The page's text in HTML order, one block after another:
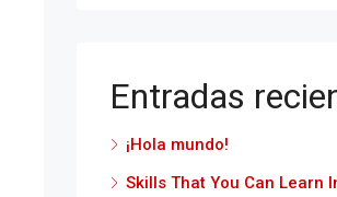
Entradas
¡Hola mundo!
Skills That You Can Learn